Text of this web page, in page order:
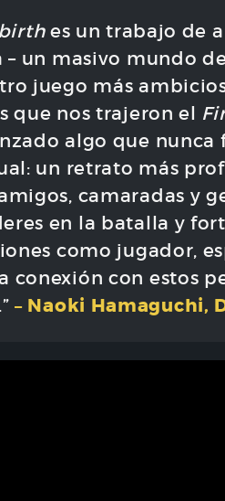
es un trabajo de
un masivo mundo
juego más
que nos trajeron el
algo que nunca
un retrato más
camaradas y
en la batalla y
como jugador,
conexión con estos
– Naoki Hamaguchi,